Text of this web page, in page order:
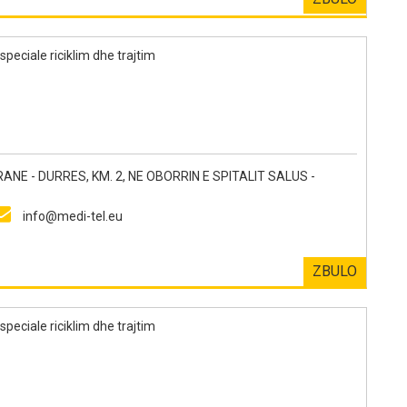
riciklim dhe trajtim
- DURRES, KM. 2, NE OBORRIN E SPITALIT SALUS -
info@medi-tel.eu
ZBULO
riciklim dhe trajtim